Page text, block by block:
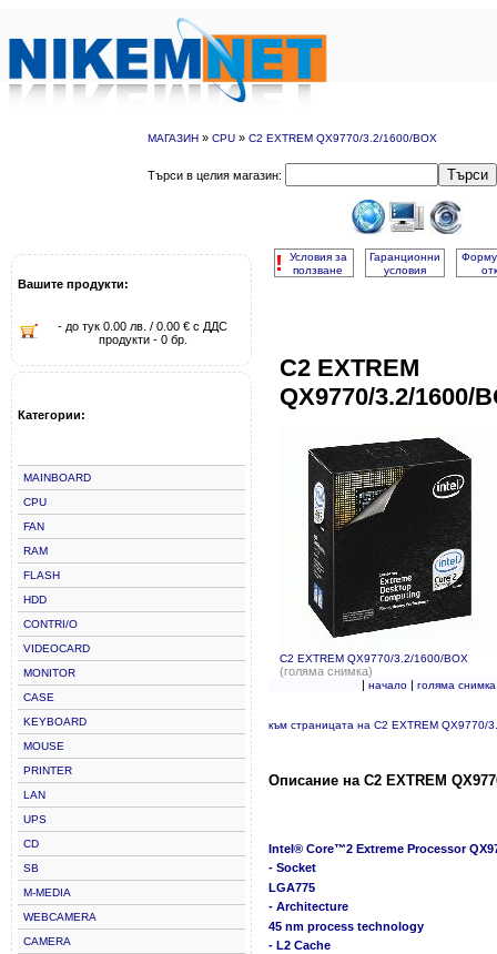
МАГАЗИН » CPU » C2 EXTREM QX9770/3.2/1600/BOX
Търси в целия магазин: Търси
Вашите продукти:
- до тук 0.00 лв. / 0.00 € с ДДС
продукти - 0 бр.
Категории:
MAINBOARD
CPU
FAN
RAM
FLASH
HDD
CONTRI/O
VIDEOCARD
MONITOR
CASE
KEYBOARD
MOUSE
PRINTER
LAN
UPS
CD
SB
M-MEDIA
WEBCAMERA
CAMERA
!
Условия за
ползване
Гаранционни
условия
C2 EXTREM
QX9770/3.2/1600/
C2 EXTREM QX9770/3.2/1600/BOX
(голяма снимка)
| начало| голяма снимка
към страницата на C2 EXTREM QX9770/
Описание на C2 EXTREM
Intel® Core™2 Extreme Processor
- Socket
LGA775
- Architecture
45 nm process technology
- L2 Cache